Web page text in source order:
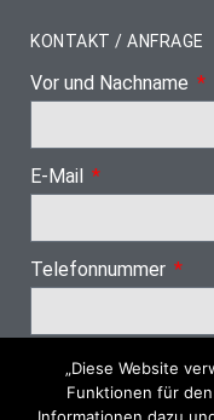
KONTAKT / ANFRAGE
Vor und Nachname
E-Mail
Telefonnummer
„Diese Website
Funktionen für